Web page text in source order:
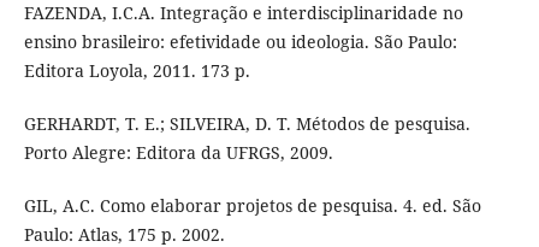
FAZENDA, I.C.A. Integração e interdisciplinaridade no
ensino brasileiro: efetividade ou ideologia. São Paulo:
Editora Loyola, 2011. 173 p.
GERHARDT, T. E.; SILVEIRA, D. T. Métodos de pesquisa.
Porto Alegre: Editora da UFRGS, 2009.
GIL, A.C. Como elaborar projetos de pesquisa. 4. ed. São
Paulo: Atlas, 175 p. 2002.